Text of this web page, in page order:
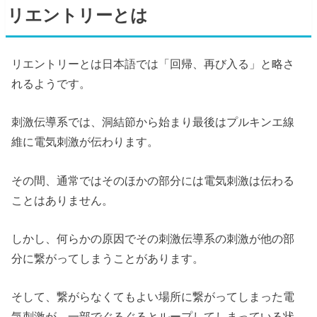
リエントリーとは
リエントリーとは日本語では「回帰、再び入る」と略さ
れるようです。
刺激伝導系では、洞結節から始まり最後はプルキンエ線
維に電気刺激が伝わります。
その間、通常ではそのほかの部分には電気刺激は伝わる
ことはありません。
しかし、何らかの原因でその刺激伝導系の刺激が他の部
分に繋がってしまうことがあります。
そして、繋がらなくてもよい場所に繋がってしまった電